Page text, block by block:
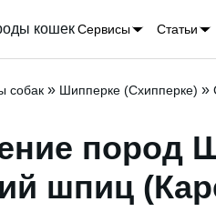
кошекСервисы Статьи
собак » Шипперке (Схипперке) »
пород
шпиц